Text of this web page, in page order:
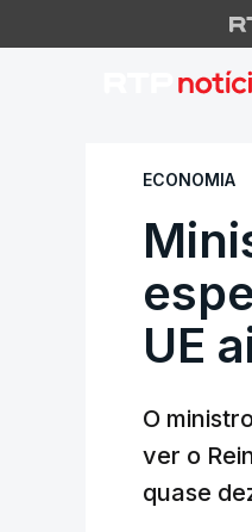
ECONOMIA
UE
O
ver o
quase